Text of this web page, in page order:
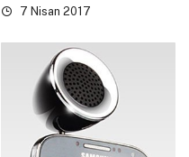
7 Nisan 2017